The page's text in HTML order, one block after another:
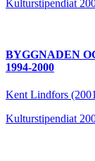
Kulturstipendiat
BYGGNADEN
1994-2000
Kent Lindfors
Kulturstipendiat